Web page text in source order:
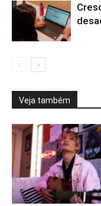
Veja também